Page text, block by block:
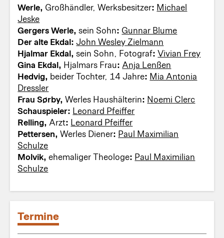
Werle, Großhändler, Werksbesitzer: Michael
Jeske
Gergers Werle,sein Sohn: Gunnar Blume
Der alte Ekdal:John Wesley Zielmann
Hjalmar Ekdal,sein Sohn, Fotograf:Vivian Frey
Gina Ekdal, Hjalmars Frau:Anja Lenßen
Hedvig, beider Tochter, 14 Jahre: Mia Antonia
Dressler
Frau Sørby,Werles Haushälterin: Noemi Clerc
Schauspieler: Leonard Pfeiffer
Relling,Arzt: Leonard Pfeiffer
Pettersen,Werles Diener: Paul Maximilian
Schulze
Molvik,ehemaliger Theologe: Paul Maximilian
Schulze
Termine